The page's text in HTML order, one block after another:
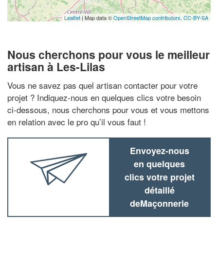
Leaflet| Map data ©OpenStreetMap contributors, CC-BY-SA
Nous cherchons pour vous le meilleur
artisan à Les-Lilas
Vous ne savez pas quel artisan contacter pour votre
projet ? Indiquez-nous en quelques clics votre besoin
ci-dessous, nous cherchons pour vous et vous mettons
en relation avec le pro qu’il vous faut !
Envoyez-nous
en quelques
clics votre projet
détaillé
deMaçonnerie